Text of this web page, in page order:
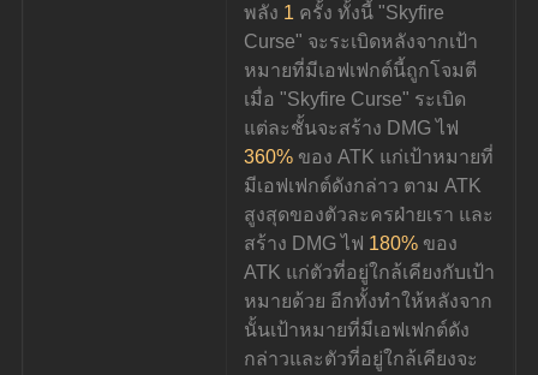
พลัง 1 ครั้ง ทั้งนี้ "Skyfire
Curse" จะระเบิดหลังจากเป้า
หมายที่มีเอฟเฟกต์นี้ถูกโจมตี
เมื่อ "Skyfire Curse" ระเบิด
แต่ละชั้นจะสร้าง DMG ไฟ
360% ของ ATK แก่เป้าหมายที่
มีเอฟเฟกต์ดังกล่าว ตาม ATK
สูงสุดของตัวละครฝ่ายเรา และ
สร้าง DMG ไฟ 180% ของ
ATK แก่ตัวที่อยู่ใกล้เคียงกับเป้า
หมายด้วย อีกทั้งทำให้หลังจาก
นั้นเป้าหมายที่มีเอฟเฟกต์ดัง
กล่าวและตัวที่อยู่ใกล้เคียงจะ